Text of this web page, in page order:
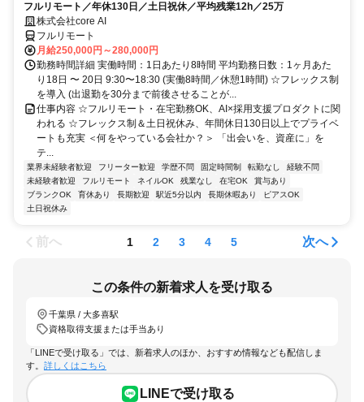
フルリモート／年休130日／土日祝休／平均残業12h／25万
株式会社core AI
フルリモート
月給250,000円～280,000円
勤務時間詳細 実働時間：1日あたり8時間 平均勤務日数：1ヶ月あた
り18日 〜 20日 9:30〜18:30 (実働8時間／休憩1時間) ☆フレックス制
を導入 (出退勤を30分まで前後させることが...
仕事内容 ☆フルリモート・在宅勤務OK、AI×採用支援プロダクトに関
われる ☆フレックス制＆土日祝休み、年間休日130日以上でプライベ
ートも充実 ＜何をやっている会社か？＞ 「出会いを、資産に」を
テ...
業界未経験者歓迎 フリーター歓迎 学歴不問 固定時間制 転勤なし
経験不問
未経験者歓迎
フルリモート ネイルOK 残業なし 在宅OK
賞与あり
ブランクOK
育休あり 長期歓迎 駅近5分以内 長期休暇あり
ピアスOK
土日祝休み
前へ 1 2 3 4 5 次へ
この条件の新着求人を受け取る
千葉県 / 大多喜駅
資格取得支援または手当あり
「LINEで受け取る」では、新着求人のほか、おすすめ情報なども配信しま
す。 詳しくはこちら
LINEで受け取る